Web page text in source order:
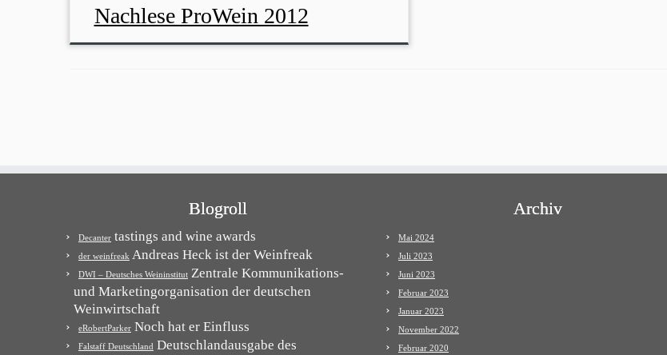
Nachlese ProWein 2012
Blogroll
Decanter tastings and wine awards
der weinfreak Andreas Heck ist der Weinfreak
DWI – Deutsches Weininstitut Zentrale Kommunikations-
und Marketingorganisation der deutschen
Weinwirtschaft
eRobertParker Noch hat er Einfluss
Falstaff Deutschland Deutschlandausgabe des
Archiv
Mai 2024
Juli 2023
Juni 2023
Februar 2023
Januar 2023
November 2022
Februar 2020